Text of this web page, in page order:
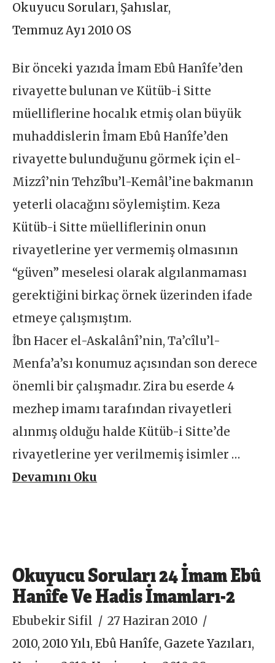
Okuyucu Soruları, Şahıslar,
Temmuz Ayı 2010 OS
Bir önceki yazıda İmam Ebû Hanîfe’den
rivayette bulunan ve Kütüb-i Sitte
müelliflerine hocalık etmiş olan büyük
muhaddislerin İmam Ebû Hanîfe’den
rivayette bulunduğunu görmek için el-
Mizzî’nin Tehzîbu’l-Kemâl’ine bakmanın
yeterli olacağını söylemiştim. Keza
Kütüb-i Sitte müelliflerinin onun
rivayetlerine yer vermemiş olmasının
“güven” meselesi olarak algılanmaması
gerektiğini birkaç örnek üzerinden ifade
etmeye çalışmıştım.
İbn Hacer el-Askalânî’nin, Ta’cîlu’l-
Menfa’a’sı konumuz açısından son derece
önemli bir çalışmadır. Zira bu eserde 4
mezhep imamı tarafından rivayetleri
alınmış olduğu halde Kütüb-i Sitte’de
rivayetlerine yer verilmemiş isimler …
Devamını Oku
Okuyucu Soruları 24 İmam Ebû
Hanîfe Ve Hadis İmamları-2
Ebubekir Sifil
27 Haziran 2010
2010,2010 Yılı,Ebû Hanîfe, Gazete Yazıları,